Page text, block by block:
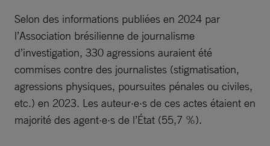
Selon des informations publiées en 2024 par
l’Association brésilienne de journalisme
d’investigation, 330 agressions auraient été
commises contre des journalistes (stigmatisation,
agressions physiques, poursuites pénales ou civiles,
etc.) en 2023. Les auteur·e·s de ces actes étaient en
majorité des agent·e·s de l’État (55,7 %).